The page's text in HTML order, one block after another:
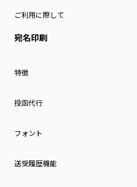
ご利用に際して
宛名印刷
特徴
投函代行
フォント
送受履歴機能